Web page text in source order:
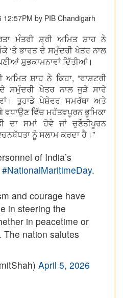
12:57PM by PIB Chandigarh
ਮੰਤਰੀ ਸ਼੍ਰੀ ਅਮਿਤ ਸ਼ਾਹ ਨੇ
‘ਤੇ ਭਾਰਤ ਦੇ ਸਮੁੰਦਰੀ ਖੇਤਰ ਨਾਲ
ਸ਼ੁਭਕਾਮਨਾਵਾਂ ਦਿੱਤੀਆਂ।
ਅਮਿਤ ਸ਼ਾਹ ਨੇ ਕਿਹਾ, “ਰਾਸ਼ਟਰੀ
ਸਮੁੰਦਰੀ ਖੇਤਰ ਨਾਲ ਜੁੜੇ ਸਾਰੇ
ਤੁਹਾਡੇ ਪੇਸ਼ੇਵਰ ਸਮਰੱਥਾ ਅਤੇ
ਵਿੱਚ ਮਹੱਤਵਪੂਰਨ ਭੂਮਿਕਾ
ਦਾ ਸਮਾਂ ਹੋਵੇ ਜਾਂ ਚੁਣੌਤੀਪੂਰਨ
ਨੂੰ ਸਲਾਮ ਕਰਦਾ ਹੈ।”
of India’s
#NationalMaritimeDay.
and courage have
in steering the
in peacetime or
nation salutes
April 5, 2026